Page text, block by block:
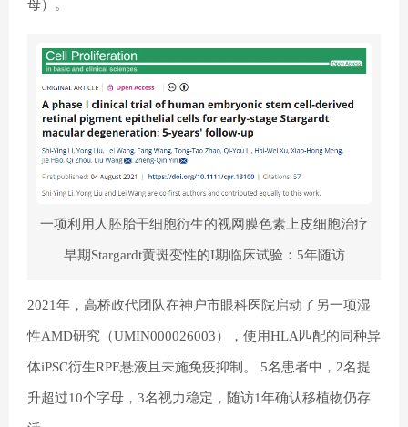
母）。
一项利用人胚胎干细胞衍生的视网膜色素上皮细胞治疗
早期Stargardt黄斑变性的I期临床试验：5年随访
2021年，高桥政代团队在神户市眼科医院启动了另一项湿
性AMD研究（UMIN000026003），使用HLA匹配的同种异
体iPSC衍生RPE悬液且未施免疫抑制。 5名患者中，2名提
升超过10个字母，3名视力稳定，随访1年确认移植物仍存